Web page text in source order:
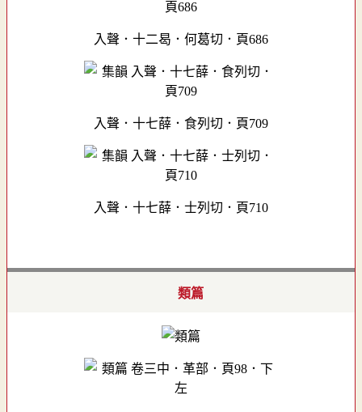
入聲．十二曷．何葛切．頁686
入聲．十七薛．食列切．頁709
入聲．十七薛．士列切．頁710
類篇